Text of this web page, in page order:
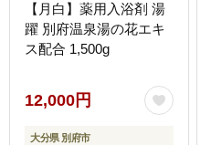
【月白】薬用入浴剤 湯
躍 別府温泉湯の花エキ
ス配合 1,500g
12,000円
大分県 別府市